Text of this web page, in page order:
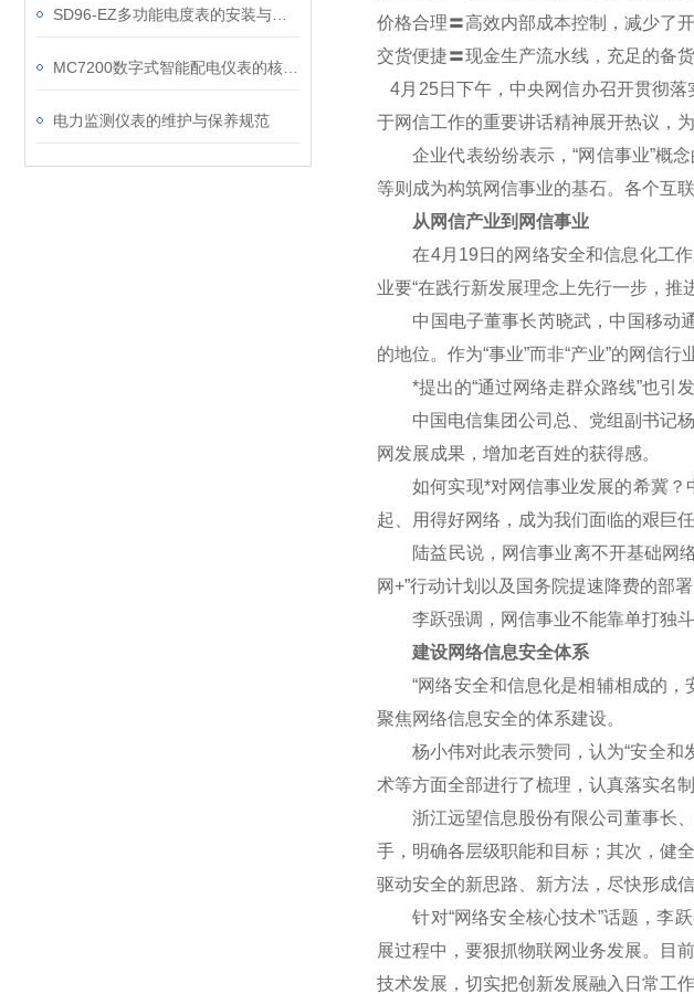
电力监测仪表的维护与保养规范
价格合理〓高效内部成本控制，减少了
交货便捷〓现金生产流水线，充足的备
4月25日下午，中央网信办召开贯彻
于网信工作的重要讲话精神展开热议，
企业代表纷纷表示，“网信事业”概念
等则成为构筑网信事业的基石。各个互
从网信产业到网信事业
在4月19日的网络安全和信息化工作
业要“在践行新发展理念上先行一步，
中国电子董事长芮晓武，中国移动通
的地位。作为“事业”而非“产业”的网信行
*提出的“通过网络走群众路线”也引发
中国电信集团公司总、党组副书记杨
网发展成果，增加老百姓的获得感。
如何实现*对网信事业发展的希冀？
起、用得好网络，成为我们面临的艰巨
陆益民说，网信事业离不开基础网络
网+”行动计划以及国务院提速降费的部
李跃强调，网信事业不能靠单打独斗
建设网络信息安全体系
“网络安全和信息化是相辅相成的，
聚焦网络信息安全的体系建设。
杨小伟对此表示赞同，认为“安全和发
术等方面全部进行了梳理，认真落实名
浙江远望信息股份有限公司董事长、
手，明确各层级职能和目标；其次，健
驱动安全的新思路、新方法，尽快形成
针对“网络安全核心技术”话题，李跃
展过程中，要狠抓物联网业务发展。目
技术发展，切实把创新发展融入日常工